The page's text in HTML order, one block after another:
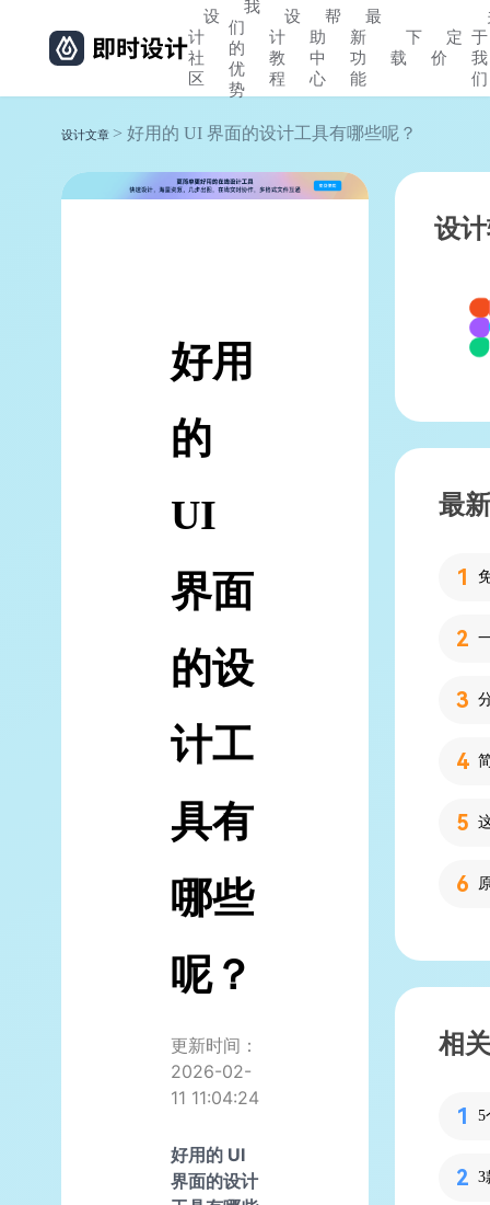
设
计
社
区
我
们
的
优
势
设
计
教
程
帮
助
中
心
最
新
功
能
下
载
定
价
于
我
们
设计文章 > 好用的 UI 界面的设计工具有哪些呢？
好用
的
UI
界面
的设
计工
具有
哪些
呢？
更新时间：
2026-02-
11 11:04:24
好用的 UI
界面的设计
设
最
相
5